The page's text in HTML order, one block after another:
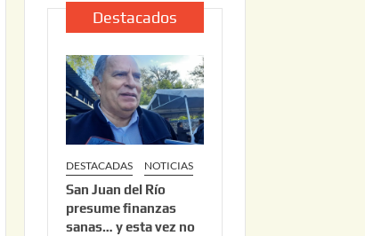
6
i
o
2
2
,
2
0
2
6
Destacados
DESTACADAS NOTICIAS
San Juan del Río
presume finanzas
sanas… y esta vez no